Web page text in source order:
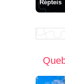
Répteis